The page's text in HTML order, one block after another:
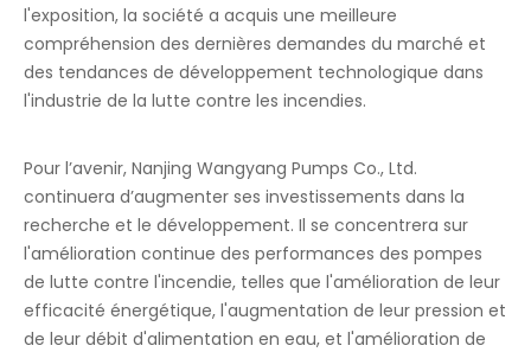
l'exposition, la société a acquis une meilleure
compréhension des dernières demandes du marché et
des tendances de développement technologique dans
l'industrie de la lutte contre les incendies.
Pour l’avenir, Nanjing Wangyang Pumps Co., Ltd.
continuera d’augmenter ses investissements dans la
recherche et le développement. Il se concentrera sur
l'amélioration continue des performances des pompes
de lutte contre l'incendie, telles que l'amélioration de leur
efficacité énergétique, l'augmentation de leur pression et
de leur débit d'alimentation en eau, et l'amélioration de